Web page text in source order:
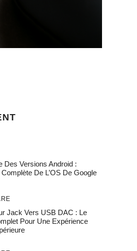
Des Versions Android :
De L’OS De Google
Jack Vers USB DAC : Le
Pour Une Expérience